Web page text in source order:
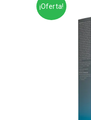
¡Oferta!